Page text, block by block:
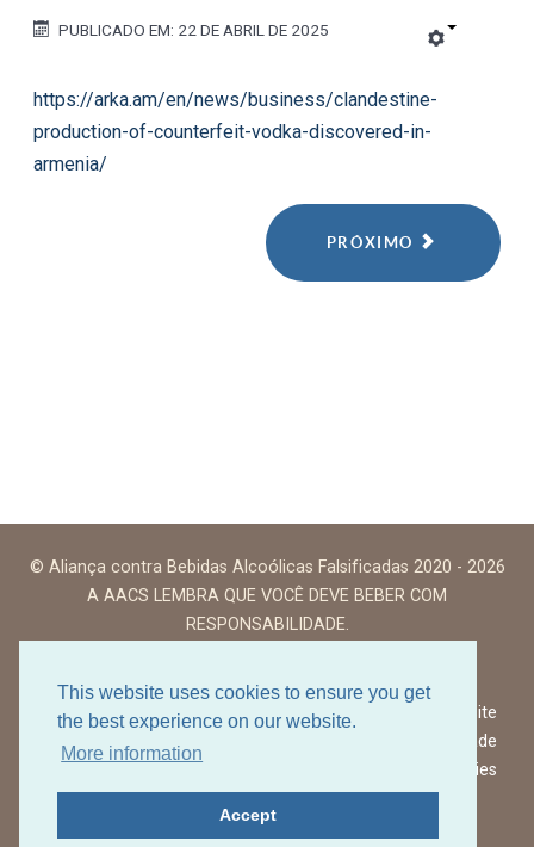
This website uses cookies to ensure you get
the best experience on our website.
More information
Accept
PUBLICADO EM: 22 DE ABRIL DE 2025
https://arka.am/en/news/business/clandestine-
production-of-counterfeit-vodka-discovered-in-
armenia/
PRÓXIMO
© Aliança contra Bebidas Alcoólicas Falsificadas 2020 - 2026
A AACS LEMBRA QUE VOCÊ DEVE BEBER COM
RESPONSABILIDADE.
Termos de uso do site
Política de Privacidade
Política de Cookies
Voltar ao topo